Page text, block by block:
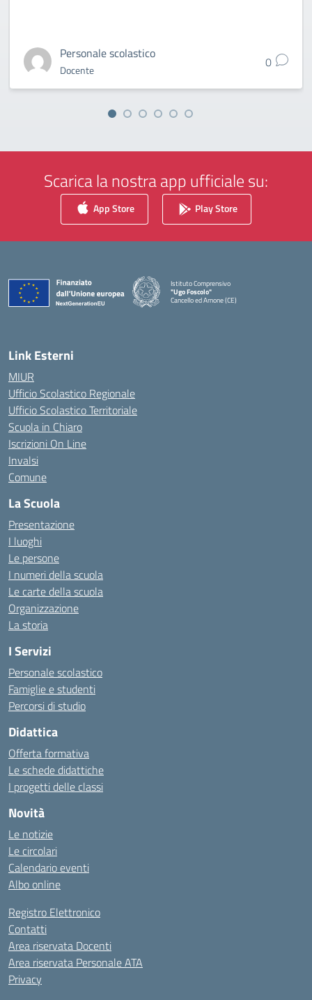
Personale scolastico
Docente 0
Scarica la nostra app ufficiale su:
App Store Play Store
Istituto Comprensivo
"Ugo Foscolo"
Cancello ed Arnone (CE)
Link Esterni
MIUR
Ufficio Scolastico Regionale
Ufficio Scolastico Territoriale
Scuola in Chiaro
Iscrizioni On Line
Invalsi
Comune
La Scuola
Presentazione
I luoghi
Le persone
I numeri della scuola
Le carte della scuola
Organizzazione
La storia
I Servizi
Personale scolastico
Famiglie e studenti
Percorsi di studio
Didattica
Offerta formativa
Le schede didattiche
I progetti delle classi
Novità
Le notizie
Le circolari
Calendario eventi
Albo online
Registro Elettronico
Contatti
Area riservata Docenti
Area riservata Personale ATA
Privacy